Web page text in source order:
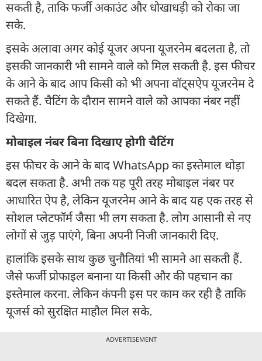
सकती है, ताकि फर्जी अकाउंट और धोखाधड़ी को रोका जा
सके.
इसके अलावा अगर कोई यूजर अपना यूजरनेम बदलता है, तो
इसकी जानकारी भी सामने वाले को मिल सकती है. इस फीचर
के आने के बाद आप किसी को भी अपना वॉट्सऐप यूजरनेम दे
सकते हैं. चैटिंग के दौरान सामने वाले को आपका नंबर नहीं
दिखेगा.
मोबाइल नंबर बिना दिखाए होगी चैटिंग
इस फीचर के आने के बाद WhatsApp का इस्तेमाल थोड़ा
बदल सकता है. अभी तक यह पूरी तरह मोबाइल नंबर पर
आधारित ऐप है, लेकिन यूजरनेम आने के बाद यह एक तरह से
सोशल प्लेटफॉर्म जैसा भी लग सकता है. लोग आसानी से नए
लोगों से जुड़ पाएंगे, बिना अपनी निजी जानकारी दिए.
हालांकि इसके साथ कुछ चुनौतियां भी सामने आ सकती हैं.
जैसे फर्जी प्रोफाइल बनाना या किसी और की पहचान का
इस्तेमाल करना. लेकिन कंपनी इस पर काम कर रही है ताकि
यूजर्स को सुरक्षित माहौल मिल सके.
ADVERTISEMENT